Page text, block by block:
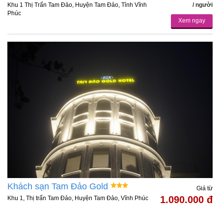
Khu 1 Thị Trấn Tam Đảo, Huyện Tam Đảo, Tỉnh Vĩnh
Phúc
/ người
Xem ngay
Khách sạn Tam Đảo Gold
Khu 1, Thị trấn Tam Đảo, Huyện Tam Đảo, Vĩnh Phúc
Giá từ
1.090.000 đ